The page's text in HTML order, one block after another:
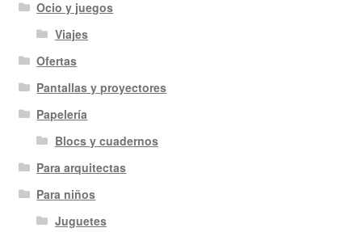
Ocio y juegos
Viajes
Ofertas
Pantallas y proyectores
Papelería
Blocs y cuadernos
Para arquitectas
Para niños
Juguetes